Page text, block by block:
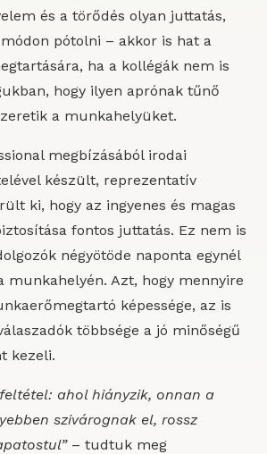
és a törődés olyan juttatás,
pótolni – akkor is hat a
ha a kollégák nem is
hogy ilyen aprónak tűnő
a munkahelyüket.
megbízásából irodai
készült, reprezentatív
ki, hogy az ingyenes és magas
fontos juttatás. Ez nem is
négyötöde naponta egynél
munkahelyén. Azt, hogy mennyire
képessége, az is
többsége a jó minőségű
kezeli.
ahol hiányzik, onnan a
szivárognak el, rossz
– tudtuk meg